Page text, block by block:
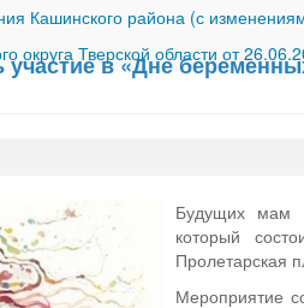
Кашинского района (с
округа Тверской области от
в «Дне
Будущих мам
который
Пролетарская
Мероприятие